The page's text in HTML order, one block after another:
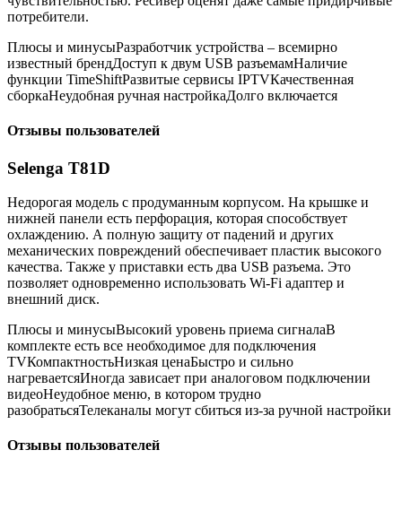
потребители.
Плюсы и минусыРазработчик устройства – всемирно
известный брендДоступ к двум USB разъемамНаличие
функции TimeShiftРазвитые сервисы IPTVКачественная
сборкаНеудобная ручная настройкаДолго включается
Отзывы пользователей
Selenga T81D
Недорогая модель с продуманным корпусом. На крышке и
нижней панели есть перфорация, которая способствует
охлаждению. А полную защиту от падений и других
механических повреждений обеспечивает пластик высокого
качества. Также у приставки есть два USB разъема. Это
позволяет одновременно использовать Wi-Fi адаптер и
внешний диск.
Плюсы и минусыВысокий уровень приема сигналаВ
комплекте есть все необходимое для подключения
TVКомпактностьНизкая ценаБыстро и сильно
нагреваетсяИногда зависает при аналоговом подключении
видеоНеудобное меню, в котором трудно
разобратьсяТелеканалы могут сбиться из-за ручной настройки
Отзывы пользователей